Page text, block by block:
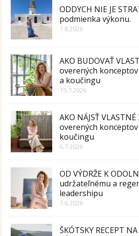
ODDYCH NIE JE
podmienka výkonu.
1.8.2026
AKO BUDOVAŤ
overených
a koučingu
15.7.2026
AKO NÁJSŤ VLASTNÉ
overených
koučingu
6.7.2026
OD VÝDRŽE K
udržateľnému a
leadershipu
7.6.2026
ŠKÓTSKY RECEPT